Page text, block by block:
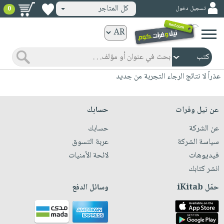
ورقية
المواضيع
صدر
مبيعاً
جوائز
شحن
مخفض
عروض
خاصة
صفحات
مشوقة
كتب
الصفحة
الرئيسية
صدر
حديثاً
الأكثر
مبيعاً
مجانية
كتب
صوتية
الصفحة
الرئيسية
masmu3
بلا
حدود
أطفال
وناشئة
الصفحةوسائل
تسجيل دخول كل المتاجر 0
عذراً لا نتائج الرجاء التجربة من جديد
عن نيل وفرات
عن الشركة
سياسة الشركة
فيديوهات
انشر كتابك
حسابك
حسابك
عربة التسوق
لائحة الأمنيات
حمّل iKitab وسائل الدفع